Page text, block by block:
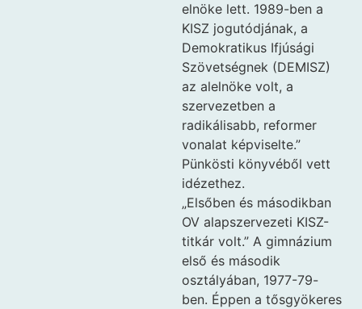
elnöke lett. 1989-ben a
KISZ jogutódjának, a
Demokratikus Ifjúsági
Szövetségnek (DEMISZ)
az alelnöke volt, a
szervezetben a
radikálisabb, reformer
vonalat képviselte.”
Pünkösti könyvéből vett
idézethez.
„Elsőben és másodikban
OV alapszervezeti KISZ-
titkár volt.” A gimnázium
első és második
osztályában, 1977-79-
ben. Éppen a tősgyökeres